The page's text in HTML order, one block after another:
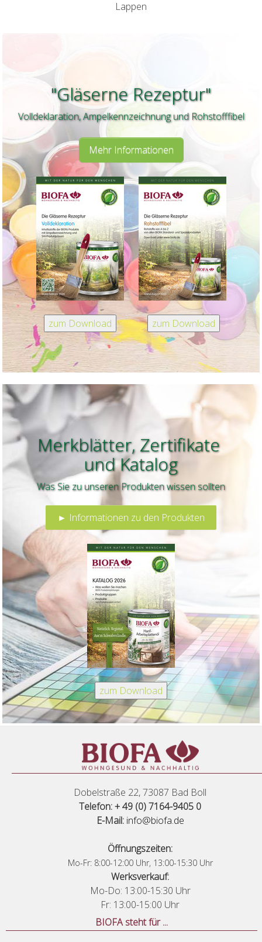
Lappen
"Gläserne Rezeptur"
Volldeklaration, Ampelkennzeichnung und Rohstofffibel
Mehr Informationen
Merkblätter, Zertifikate
undKatalog
Was Sie zu unseren Produkten wissen sollten
► Informationen zu den Produkten
Dobelstraße 22, 73087 Bad Boll
Telefon: + 49 (0) 7164-9405 0
E-Mail: info@biofa.de
Öffnungszeiten:
Mo-Fr: 8:00-12:00 Uhr, 13:00-15:30 Uhr
Werksverkauf:
Mo-Do: 13:00-15:30 Uhr
Fr: 13:00-15:00 Uhr
BIOFA steht für ...